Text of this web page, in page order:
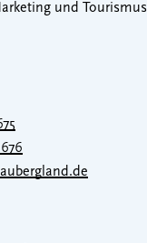
und Tourismus